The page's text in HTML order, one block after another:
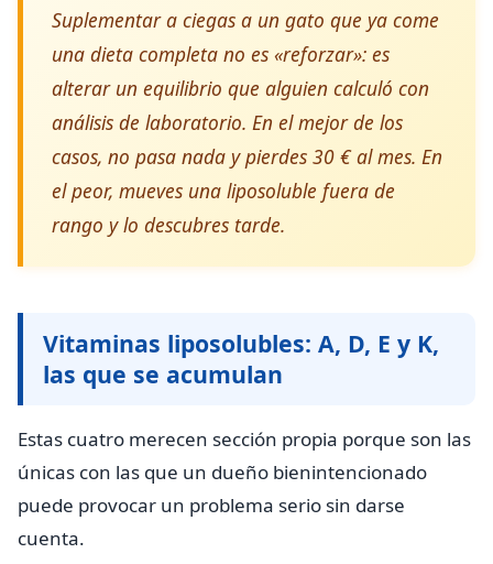
Suplementar a ciegas a un gato que ya come
una dieta completa no es «reforzar»: es
alterar un equilibrio que alguien calculó con
análisis de laboratorio. En el mejor de los
casos, no pasa nada y pierdes 30 € al mes. En
el peor, mueves una liposoluble fuera de
rango y lo descubres tarde.
Vitaminas liposolubles: A, D, E y K,
las que se acumulan
Estas cuatro merecen sección propia porque son las
únicas con las que un dueño bienintencionado
puede provocar un problema serio sin darse
cuenta.